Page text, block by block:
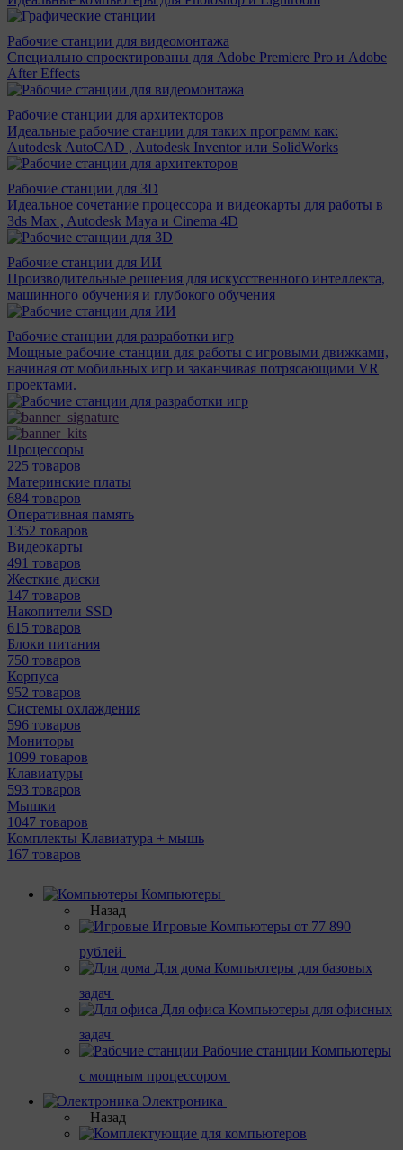
Рабочие станции для видеомонтажа
Специально спроектированы для Adobe Premiere Pro и Adobe
After Effects
Рабочие станции для архитекторов
Идеальные рабочие станции для таких программ как:
Autodesk AutoCAD , Autodesk Inventor или SolidWorks
Рабочие станции для 3D
Идеальное сочетание процессора и видеокарты для работы в
3ds Max , Autodesk Maya и Cinema 4D
Рабочие станции для ИИ
Производительные решения для искусственного интеллекта,
машинного обучения и глубокого обучения
Рабочие станции для разработки игр
Мощные рабочие станции для работы с игровыми движками,
начиная от мобильных игр и заканчивая потрясающими VR
проектами.
Процессоры
225 товаров
Материнcкие платы
684 товаров
Оперативная память
1352 товаров
Видеокарты
491 товаров
Жесткие диски
147 товаров
Накопители SSD
615 товаров
Блоки питания
750 товаров
Корпуса
952 товаров
Системы охлаждения
596 товаров
Мониторы
1099 товаров
Клавиатуры
593 товаров
Мышки
1047 товаров
Комплекты Клавиатура + мышь
167 товаров
Компьютеры
Назад
Игровые Компьютеры от 77 890
рублей
Для дома Компьютеры для базовых
задач
Для офиса Компьютеры для офисных
задач
Рабочие станции Компьютеры
с мощным процессором
Электроника
Назад